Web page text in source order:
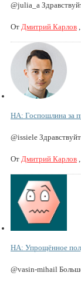
@julia_a
От Дмитрий Карлов ,
НА: Госпошлина за
@issiele
От Дмитрий Карлов ,
НА: Упрощённое
@vasin-mihail